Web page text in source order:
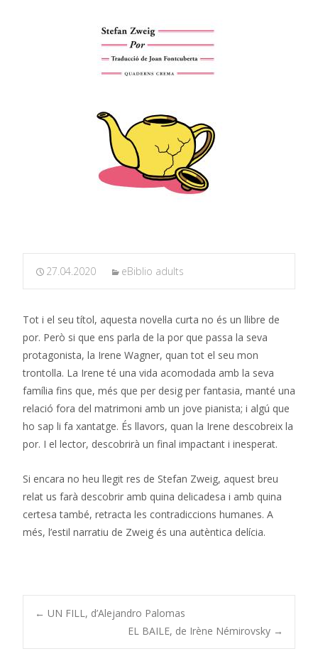
27.04.2020 eBiblio adults
Tot i el seu títol, aquesta novel·la curta no és un llibre de
por. Però si que ens parla de la por que passa la seva
protagonista, la Irene Wagner, quan tot el seu mon
trontolla. La Irene té una vida acomodada amb la seva
família fins que, més que per desig per fantasia, manté una
relació fora del matrimoni amb un jove pianista; i algú que
ho sap li fa xantatge. És llavors, quan la Irene descobreix la
por. I el lector, descobrirà un final impactant i inesperat.
Si encara no heu llegit res de Stefan Zweig, aquest breu
relat us farà descobrir amb quina delicadesa i amb quina
certesa també, retracta les contradiccions humanes. A
més, l’estil narratiu de Zweig és una autèntica delícia.
Navegació
← UN FILL, d’Alejandro Palomas
EL BAILE, de Irène Némirovsky →